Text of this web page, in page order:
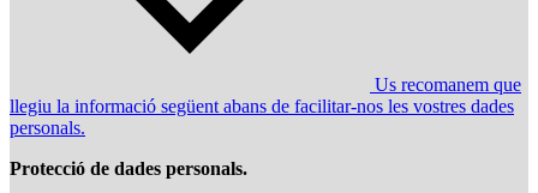
Us recomanem que
llegiu la informació següent abans de facilitar-nos les vostres dades
personals.
Protecció de dades personals.